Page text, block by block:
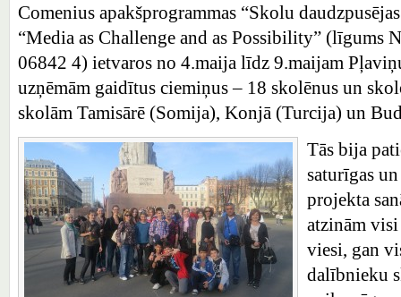
Comenius apakšprogrammas “Skolu
“Media as Challenge and as Possibility” (līgums
06842 4) ietvaros no 4.maija līdz 9.maijam
uzņēmām gaidītus ciemiņus – 18 skolēnus un
skolām Tamisārē (Somija), Konjā (Turcija) un
Tās bija
saturīgas
projekta
atzinām
viesi, gan
dalībnieku